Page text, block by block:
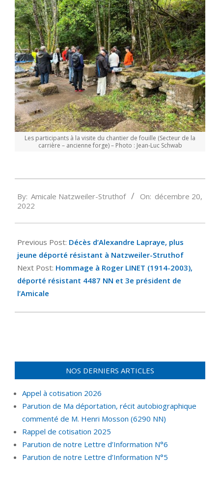
Les participants à la visite du chantier de fouille (Secteur de la
carrière – ancienne forge) – Photo : Jean-Luc Schwab
12-
20
By: Amicale Natzweiler-Struthof On: décembre 20,
2022
Previous Post: Décès d’Alexandre Lapraye, plus
jeune déporté résistant à Natzweiler-Struthof
Next Post: Hommage à Roger LINET (1914-2003),
déporté résistant 4487 NN et 3e président de
l’Amicale
NOS DERNIERS ARTICLES
Appel à cotisation 2026
Parution de Ma déportation, récit autobiographique
commenté de M. Henri Mosson (6290 NN)
Rappel de cotisation 2025
Parution de notre Lettre d’Information N°6
Parution de notre Lettre d’Information N°5